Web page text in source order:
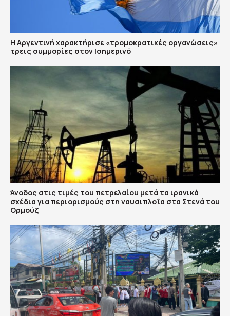
Η Αργεντινή χαρακτήρισε «τρομοκρατικές οργανώσεις»
τρεις συμμορίες στον Ισημερινό
Άνοδος στις τιμές του πετρελαίου μετά τα ιρανικά
σχέδια για περιορισμούς στη ναυσιπλοΐα στα Στενά του
Ορμούζ